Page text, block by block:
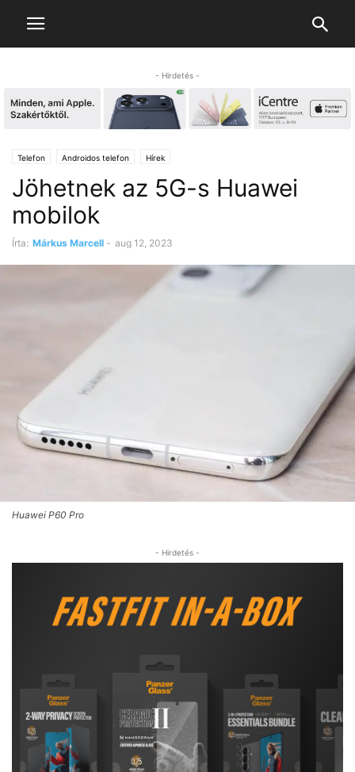
- Hirdetés -
Telefon Androidos telefon Hírek
Jöhetnek az 5G-s Huawei
mobilok
Írta: Márkus Marcell - aug 12, 2023
Huawei P60 Pro
- Hirdetés -